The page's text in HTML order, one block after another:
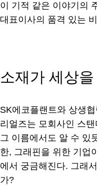
이 기적 같은 이야기의
대표이사의 품격 있는
소재가 세상
SK에코플랜트와 상생
리얼즈는 모회사인 스
그 이름에서도 알 수 있
한, 그래핀을 위한 기업
에서 궁금해진다. 그래
가?